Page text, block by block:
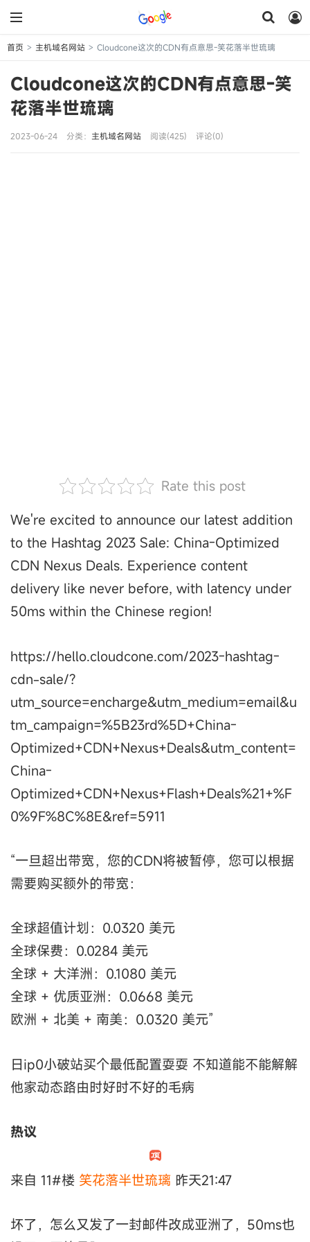
首页 > 主机域名网站 > Cloudcone这次的CDN有点意思-笑花落半世琉璃
Cloudcone这次的CDN有点意思-笑
花落半世琉璃
2023-06-24 分类： 主机域名网站 阅读(425) 评论(0)
Rate this post
We're excited to announce our latest addition
to the Hashtag 2023 Sale: China-Optimized
CDN Nexus Deals. Experience content
delivery like never before, with latency under
50ms within the Chinese region!
https://hello.cloudcone.com/2023-hashtag-
cdn-sale/?
utm_source=encharge&utm_medium=email&u
tm_campaign=%5B23rd%5D+China-
Optimized+CDN+Nexus+Deals&utm_content=
China-
Optimized+CDN+Nexus+Flash+Deals%21+%F
0%9F%8C%8E&ref=5911
“一旦超出带宽，您的CDN将被暂停，您可以根据
需要购买额外的带宽：
全球超值计划：0.0320 美元
全球保费：0.0284 美元
全球 + 大洋洲：0.1080 美元
全球 + 优质亚洲：0.0668 美元
欧洲 + 北美 + 南美：0.0320 美元”
日ip0小破站买个最低配置耍耍 不知道能不能解解
他家动态路由时好时不好的毛病
热议
来自 11#楼 笑花落半世琉璃 昨天21:47
坏了，怎么又发了一封邮件改成亚洲了，50ms也